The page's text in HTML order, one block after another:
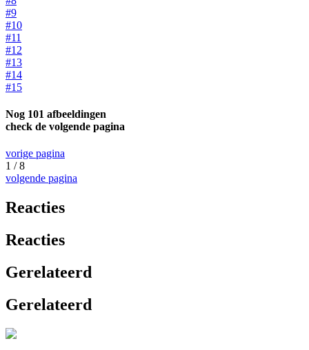
#9
#10
#11
#12
#13
#14
#15
Nog 101 afbeeldingen
check de volgende pagina
vorige pagina
1 / 8
volgende pagina
Reacties
Reacties
Gerelateerd
Gerelateerd